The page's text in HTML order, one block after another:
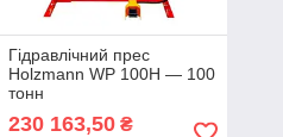
Гідравлічний прес
Holzmann WP 100H — 100
тонн
230 163,50₴